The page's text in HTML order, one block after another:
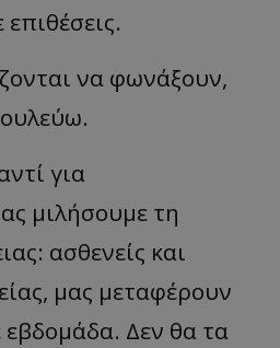
να φωνάξουν,
για
μιλήσουμε τη
ασθενείς και
μας μεταφέρουν
Δεν θα τα